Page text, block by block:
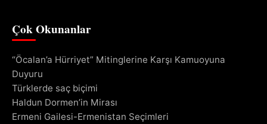
Çok Okunanlar
“Öcalan’a Hürriyet” Mitinglerine Karşı Kamuoyuna
Duyuru
Türklerde saç biçimi
Haldun Dormen’in Mirası
Ermeni Gailesi-Ermenistan Seçimleri